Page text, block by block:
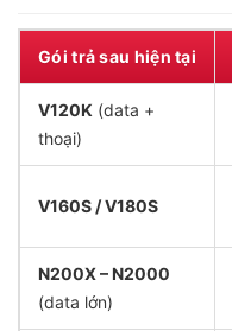
Gói trả sau hiện tại
V120K (data +
thoại)
V160S / V180S
N200X – N2000
(data lớn)